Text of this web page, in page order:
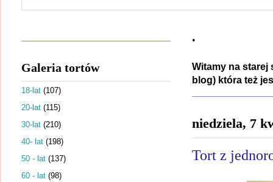
.
Witamy na starej
blog) która też
niedziela, 7
Tort z
Galeria tortów
18-lat (107)
20-lat (115)
30-lat (210)
40- lat (198)
50 - lat (137)
60 - lat (98)